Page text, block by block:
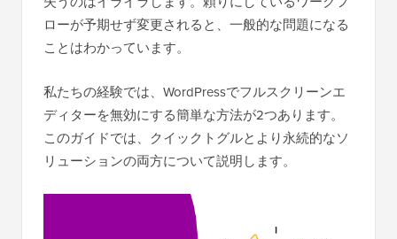
ローが予期せず変更されると、一般的な問題になる
ことはわかっています。
私たちの経験では、WordPressでフルスクリーンエ
ディターを無効にする簡単な方法が2つあります。
このガイドでは、クイックトグルとより永続的なソ
リューションの両方について説明します。